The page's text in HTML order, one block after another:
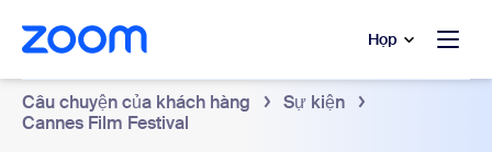
đến nội dung chính
trò chuyện trợ giúp Họp
Câu chuyện của khách hàng
Sự kiện
Cannes Film Festival